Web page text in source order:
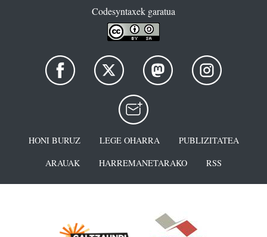
Codesyntaxek garatua
HONI BURUZ LEGE OHARRA
PUBLIZITATEA
ARAUAK
HARREMANETARAKO RSS